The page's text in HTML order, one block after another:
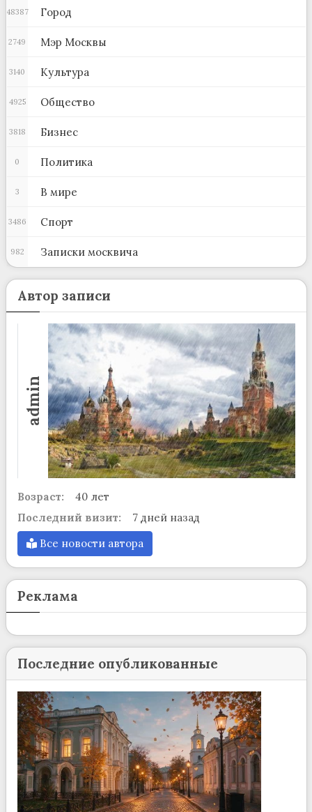
Город
48387
Мэр Москвы
2749
Культура
3140
Общество
4925
Бизнес
3818
Политика
0
В мире
3
Спорт
3486
Записки москвича
982
Автор записи
admin
Возраст:
40 лет
Последний визит:
7 дней назад
Все новости автора
Реклама
Последние опубликованные